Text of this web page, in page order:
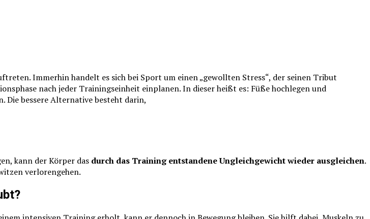
Immerhin handelt es sich bei Sport um einen „gewollten Stress“, der seinen Tribut
nach jeder Trainingseinheit einplanen. In dieser heißt es: Füße hochlegen und
Die bessere Alternative besteht darin,
kann der Körper das durch das Training entstandene Ungleichgewicht wieder ausgleichen.
verlorengehen.